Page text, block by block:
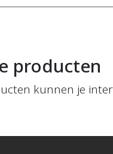
producten
kunnen je